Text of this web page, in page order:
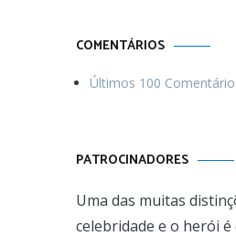
COMENTÁRIOS
Últimos 100
PATROCINADORES
Uma das muitas
celebridade e o herói é